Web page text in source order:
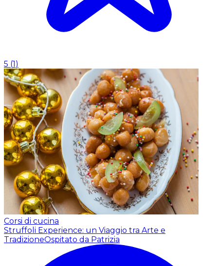
5 (1)
Corsi di cucina
Struffoli Experience: un Viaggio tra Arte e
TradizioneOspitato da Patrizia